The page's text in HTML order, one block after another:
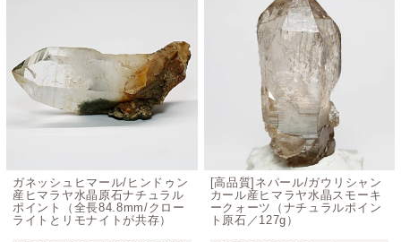
ガネッシュヒマール/ヒンドゥン
産ヒマラヤ水晶原石ナチュラル
ポイント（全長84.8mm/クロー
ライトとリモナイトが共存）
[高品質]ネパール/ガウリシャン
カール産ヒマラヤ水晶スモーキ
ークォーツ（ナチュラルポイン
ト原石／127g）